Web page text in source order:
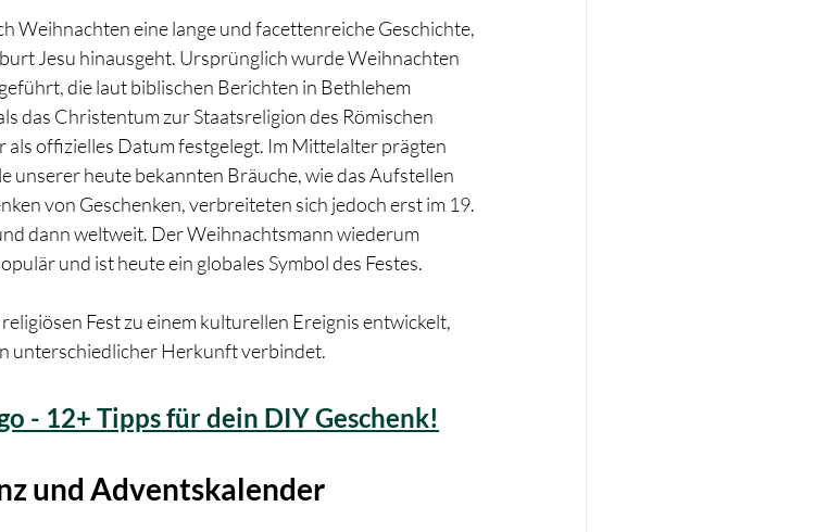
Weihnachten eine lange und facettenreiche Geschichte,
Jesu hinausgeht. Ursprünglich wurde Weihnachten
die laut biblischen Berichten in Bethlehem
das Christentum zur Staatsreligion des Römischen
als offizielles Datum festgelegt. Im Mittelalter prägten
unserer heute bekannten Bräuche, wie das Aufstellen
von Geschenken, verbreiteten sich jedoch erst im 19.
dann weltweit. Der Weihnachtsmann wiederum
und ist heute ein globales Symbol des Festes.
Fest zu einem kulturellen Ereignis entwickelt,
unterschiedlicher Herkunft verbindet.
- 12+ Tipps für dein DIY Geschenk!
und Adventskalender